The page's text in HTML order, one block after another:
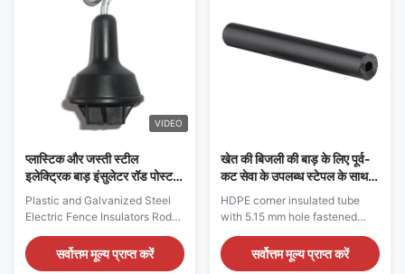
resistant plastic Part No: Black:
INS085B Yellow: ...
PK:20pcs/Bag...
VIDEO
प्लास्टिक और जस्ती स्टील
इलेक्ट्रिक बाड़ इंसुलेटर रॉड पोस्ट
टॉपर ऊपरी इंसुलेटर काला रंग
Plastic and Galvanized Steel
Electric Fence Insulators Rod
Post Topper Upper Insulators
Black Color Electric Fence
Insulators Features 1. Used for
सर्वोत्तम मूल्य प्राप्त करें
खेत की बिजली की बाड़ के लिए पूर्व-
कट सेवा के उपलब्ध स्टेपल के साथ
5.15 मिमी छेद के साथ एचडीपीई
कॉर्नर अछूता ट्यूब
HDPE corner insulated tube
with 5.15 mm hole fastened
with staple available of pre-cut
service for farm electric fence
Corner Insulator-Electric Fence
सर्वोत्तम मूल्य प्राप्त करें